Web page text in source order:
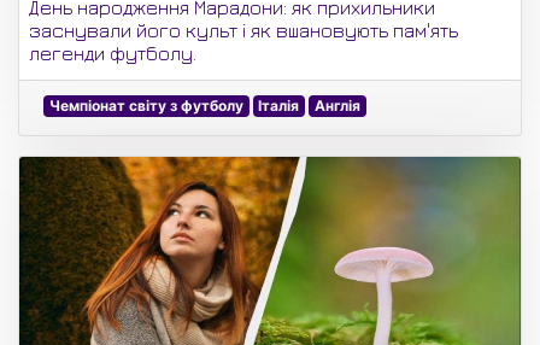
День народження Марадони: як прихильники
заснували його культ і як вшановують пам'ять
легенди футболу.
Чемпіонат світу з футболу Італія Англія